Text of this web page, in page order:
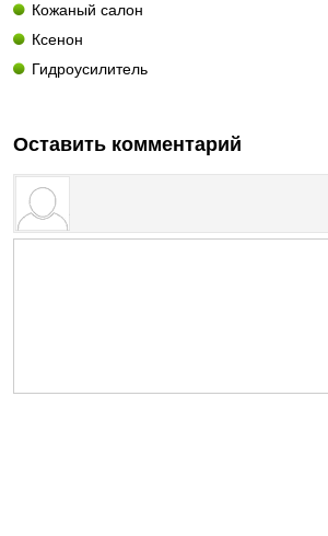
Кожаный салон
Ксенон
Гидроусилитель
Оставить комментарий